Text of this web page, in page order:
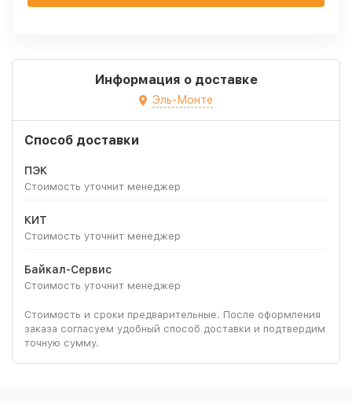
Информация о доставке
Эль-Монте
Способ доставки
ПЭК
Стоимость уточнит менеджер
КИТ
Стоимость уточнит менеджер
Байкал-Сервис
Стоимость уточнит менеджер
Стоимость и сроки предварительные. После оформления
заказа согласуем удобный способ доставки и подтвердим
точную сумму.